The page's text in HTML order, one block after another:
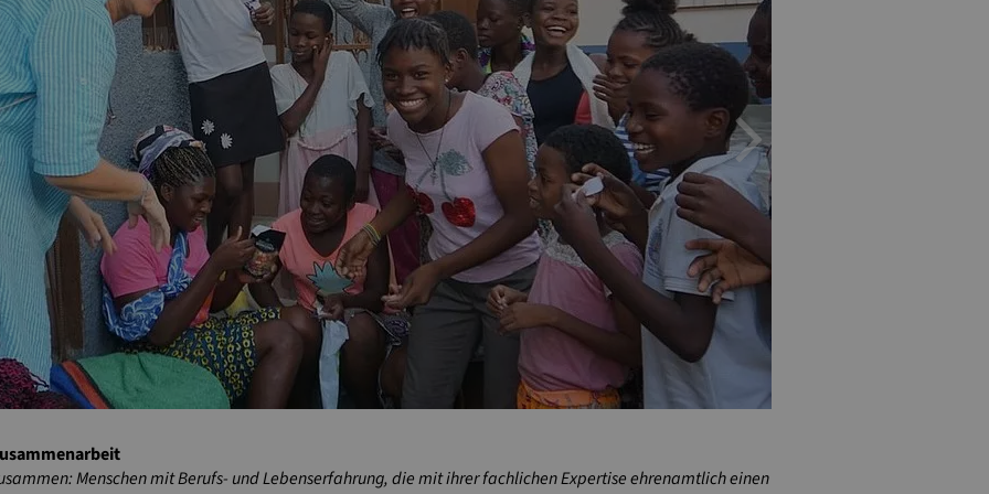
Next
Menschen mit Berufs- und Lebenserfahrung, die mit ihrer fachlichen Expertise ehrenamtlich einen